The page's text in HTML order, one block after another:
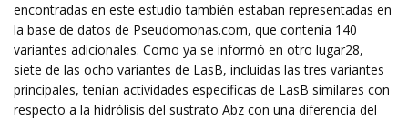
encontradas en este estudio también estaban representadas en
la base de datos de Pseudomonas.com, que contenía 140
variantes adicionales. Como ya se informó en otro lugar28,
siete de las ocho variantes de LasB, incluidas las tres variantes
principales, tenían actividades específicas de LasB similares con
respecto a la hidrólisis del sustrato Abz con una diferencia del